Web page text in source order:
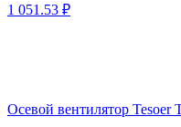
1 051.53 ₽
Осевой вентилятор